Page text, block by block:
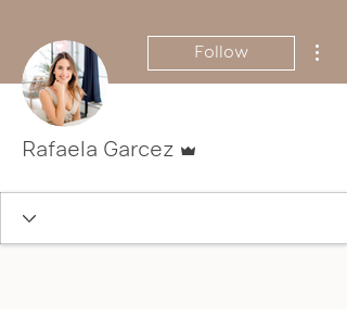
Follow
Rafaela Garcez